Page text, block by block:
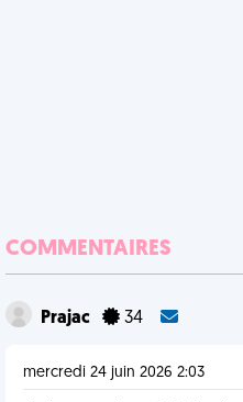
COMMENTAIRES
Prajac 34
mercredi 24 juin 2026 2:03